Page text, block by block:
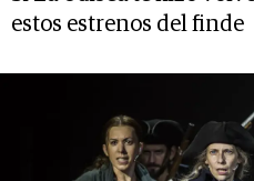
estos estrenos del finde